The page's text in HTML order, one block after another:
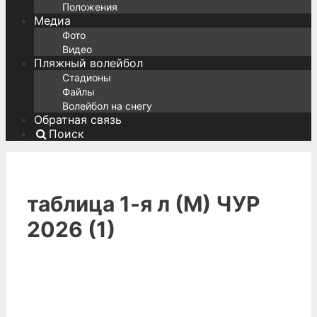
Положения
Медиа
Фото
Видео
Пляжный волейбол
Стадионы
Файлы
Волейбол на снегу
Обратная связь
Поиск
таблица 1-я л (М) ЧУР
2026 (1)